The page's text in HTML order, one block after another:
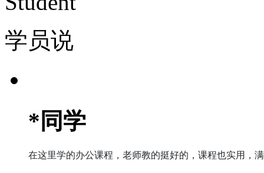
学员说
*同学
在这里学的办公课程，老师教的挺好的，课程也实用，